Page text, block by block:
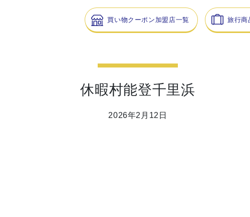
買い物クーポン加盟店一覧 旅行商
休暇村能登千里浜
2026年2月12日